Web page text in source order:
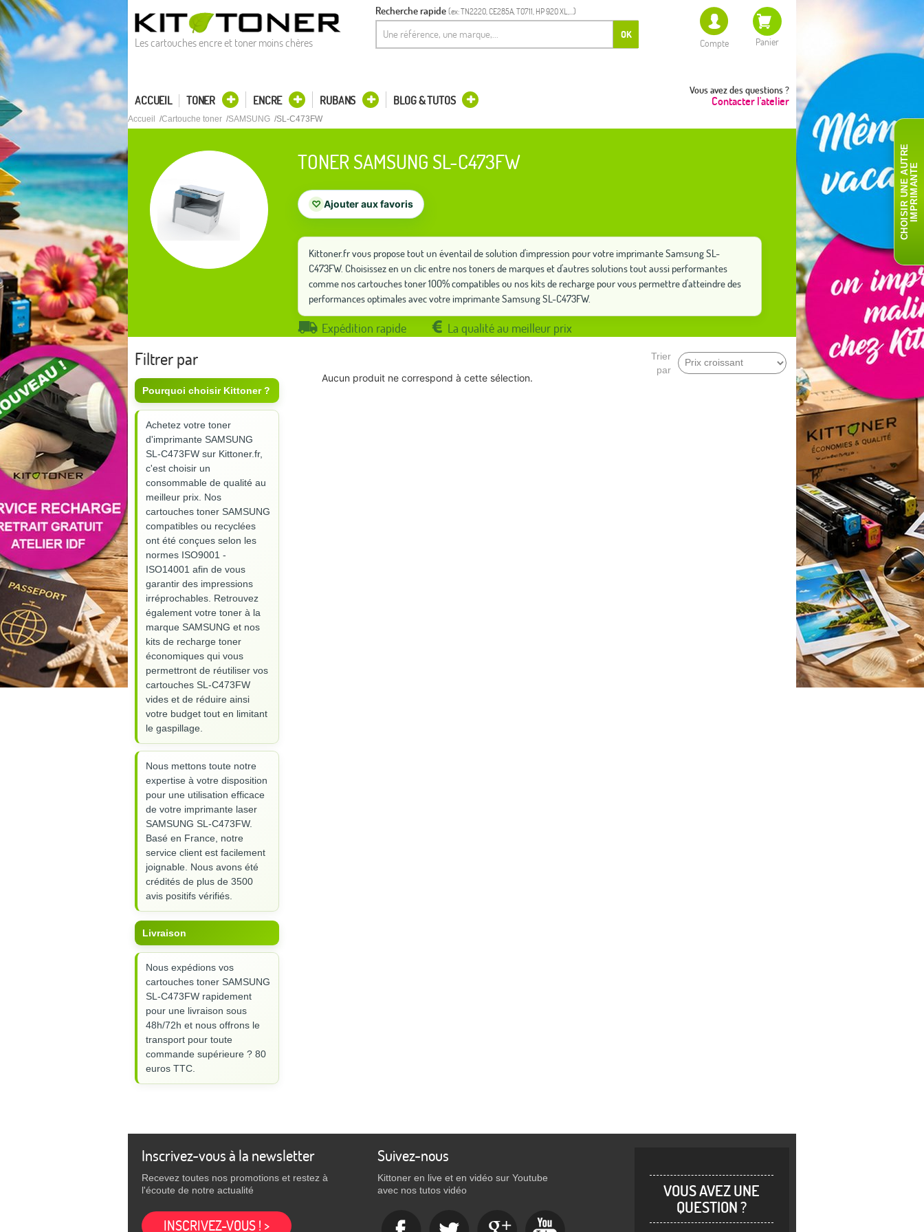
Les cartouches encre et toner moins chères
Recherche rapide (ex: TN2220, CE285A, T0711, HP 920 XL,...)
OK
Compte Panier
Vous avez des questions ?
Contacter l'atelier
ACCUEIL TONER ENCRE RUBANS BLOG & TUTOS
Accueil Cartouche toner SAMSUNG SL-C473FW
TONER SAMSUNG SL-C473FW
♡ Ajouter aux favoris
Kittoner.fr vous propose tout un éventail de solution d'impression pour votre imprimante Samsung SL-
C473FW. Choisissez en un clic entre nos toners de marques et d'autres solutions tout aussi performantes
comme nos cartouches toner 100% compatibles ou nos kits de recharge pour vous permettre d'atteindre des
performances optimales avec votre imprimante Samsung SL-C473FW.
Expédition rapide La qualité au meilleur prix
Filtrer par
Pourquoi choisir Kittoner ?
Achetez votre toner
d'imprimante SAMSUNG
SL-C473FW sur Kittoner.fr,
c'est choisir un
consommable de qualité au
meilleur prix. Nos
cartouches toner SAMSUNG
compatibles ou recyclées
ont été conçues selon les
normes ISO9001 -
ISO14001 afin de vous
garantir des impressions
irréprochables. Retrouvez
également votre toner à la
marque SAMSUNG et nos
kits de recharge toner
économiques qui vous
permettront de réutiliser vos
cartouches SL-C473FW
vides et de réduire ainsi
votre budget tout en limitant
le gaspillage.
Nous mettons toute notre
expertise à votre disposition
pour une utilisation efficace
de votre imprimante laser
SAMSUNG SL-C473FW.
Basé en France, notre
service client est facilement
joignable. Nous avons été
crédités de plus de 3500
avis positifs vérifiés.
Livraison
Nous expédions vos
cartouches toner SAMSUNG
SL-C473FW rapidement
pour une livraison sous
48h/72h et nous offrons le
transport pour toute
commande supérieure ? 80
euros TTC.
Trier
par
Aucun produit ne correspond à cette sélection.
Inscrivez-vous à la newsletter
Recevez toutes nos promotions et restez à
l'écoute de notre actualité
INSCRIVEZ-VOUS ! >
Suivez-nous
Kittoner en live et en vidéo sur Youtube
avec nos tutos vidéo
VOUS AVEZ UNE
QUESTION ?
C
H
O
I
S
I
R
U
N
E
AU
T
R
E
I
M
P
R
I
M
A
N
TE